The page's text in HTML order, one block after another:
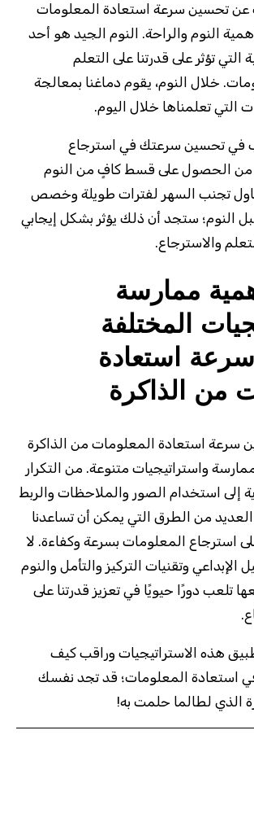
عن تحسين سرعة استعادة المعلومات
النوم والراحة. النوم الجيد هو أحد
التي تؤثر على قدرتنا على التعلم
خلال النوم، يقوم دماغنا بمعالجة
التي تعلمناها خلال اليوم.
في تحسين سرعتك في استرجاع
من الحصول على قسط كافٍ من النوم
تجنب السهر لفترات طويلة وخصص
النوم؛ ستجد أن ذلك يؤثر بشكل إيجابي
والاسترجاع.
ممارسة
المختلفة
استعادة
من الذاكرة
سرعة استعادة المعلومات من الذاكرة
واستراتيجيات متنوعة. من التكرار
إلى استخدام الصور والملاحظات والربط
من الطرق التي يمكن أن تساعدنا
استرجاع المعلومات بسرعة وكفاءة. لا
وتقنيات التركيز والتأمل والنوم
تلعب دورًا حيويًا في تعزيز قدرتنا على
هذه الاستراتيجيات وراقب كيف
استعادة المعلومات؛ قد تجد نفسك
الذي لطالما حلمت به!